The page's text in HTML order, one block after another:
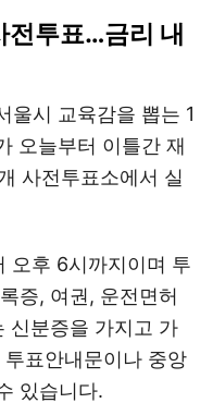
전투표…금리 내
울시 교육감을 뽑는 1
오늘부터 이틀간 재
사전투표소에서 실
오후 6시까지이며 투
증, 여권, 운전면허
신분증을 가지고 가
표안내문이나 중앙
있습니다.